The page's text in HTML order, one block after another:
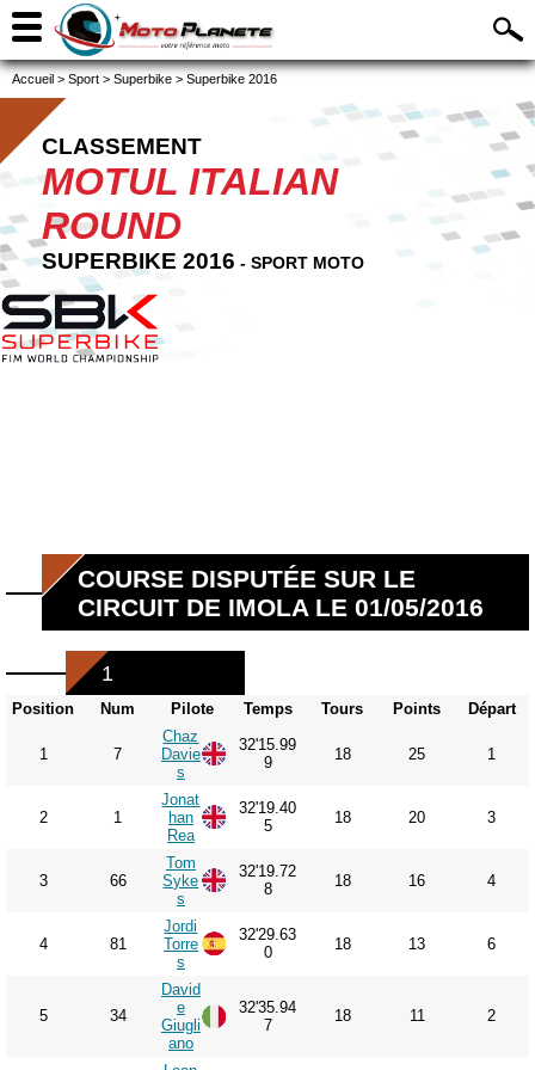
Accueil > Sport > Superbike > Superbike 2016
CLASSEMENT
MOTUL ITALIAN
ROUND
SUPERBIKE 2016 - SPORT MOTO
COURSE DISPUTÉE SUR LE
CIRCUIT DE IMOLA LE 01/05/2016
1
Position Num Pilote Temps Tours Points Départ
1 7
Chaz
Davie
s
32'15.99
9
18 25 1
2 1
Jonat
han
Rea
32'19.40
5
18 20 3
3 66
Tom
Syke
s
32'19.72
8
18 16 4
4 81
Jordi
Torre
s
32'29.63
0
18 13 6
5 34
David
e
Giugli
ano
32'35.94
7
18 11 2